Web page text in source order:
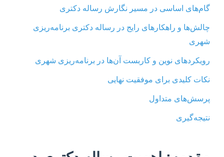
گام‌های اساسی در مسیر نگارش رساله دکتری
چالش‌ها و راهکارهای رایج در رساله دکتری برنامه‌ریزی
شهری
رویکردهای نوین و کاربست آن‌ها در برنامه‌ریزی شهری
نکات کلیدی برای موفقیت نهایی
پرسش‌های متداول
نتیجه‌گیری